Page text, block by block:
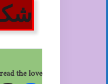
the love